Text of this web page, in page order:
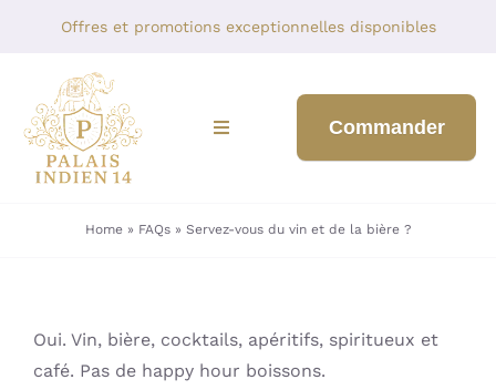
content
Offres et promotions exceptionnelles disponibles
Toggle
Navigation
À PROPOS DE NOUS
Commander
Home» FAQs» Servez-vous du vin et de la bière ?
Oui. Vin, bière, cocktails, apéritifs, spiritueux et
café. Pas de happy hour boissons.